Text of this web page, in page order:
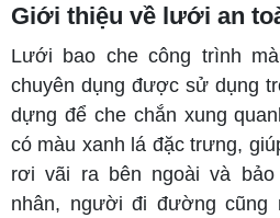
Giới thiệu về lưới an
Lưới bao che công trình
chuyên dụng được sử dụng
dựng để che chắn xung
có màu xanh lá đặc trưng,
rơi vãi ra bên ngoài và
nhân, người đi đường cũng